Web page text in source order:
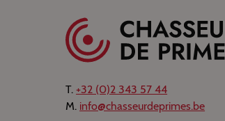
T.+32 (0)2 343 57 44
M. info@chasseurdeprimes.be